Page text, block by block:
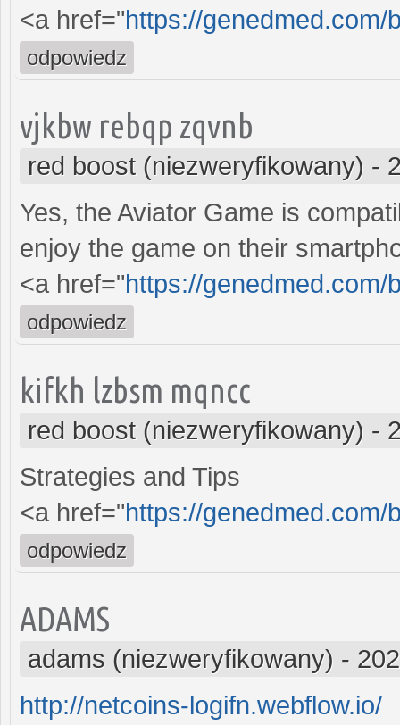
<a href="https://genedmed.com/
odpowiedz
vjkbw rebqp zqvnb
red boost (niezweryfikowany) -
Yes, the Aviator Game is
enjoy the game on their
<a href="https://genedmed.com/
odpowiedz
kifkh lzbsm mqncc
red boost (niezweryfikowany) -
Strategies and Tips
<a href="https://genedmed.com/
odpowiedz
ADAMS
adams (niezweryfikowany) -
http://netcoins-logifn.webflow.io/